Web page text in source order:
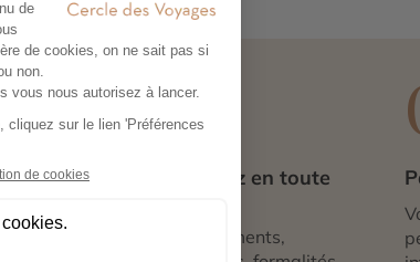
votre
un
03
Réservez en toute
Hébergements,